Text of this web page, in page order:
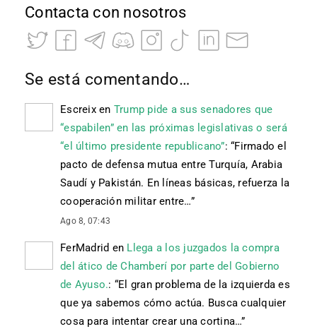
Contacta con nosotros
Se está comentando…
Escreixen Trump pide a sus senadores que
“espabilen” en las próximas legislativas o será
“el último presidente republicano”: “Firmado el
pacto de defensa mutua entre Turquía, Arabia
Saudí y Pakistán. En líneas básicas, refuerza la
cooperación militar entre…”
Ago 8, 07:43
FerMadrid en Llega a los juzgados la compra
del ático de Chamberí por parte del Gobierno
de Ayuso.: “El gran problema de la izquierda es
que ya sabemos cómo actúa. Busca cualquier
cosa para intentar crear una cortina…”